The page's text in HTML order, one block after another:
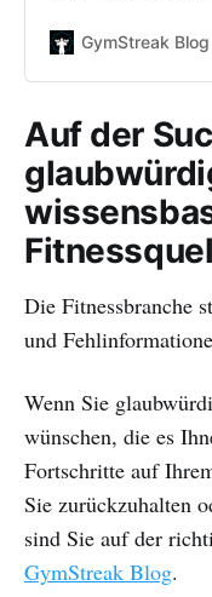
Todfeinde sind,
herausholst.
GymStreak Blog
Auf der
Die Fitnessbranche
und
Wenn Sie
wünschen, die es
Fortschritte auf
Sie zurückzuhalten
sind Sie auf der
GymStreak Blog.